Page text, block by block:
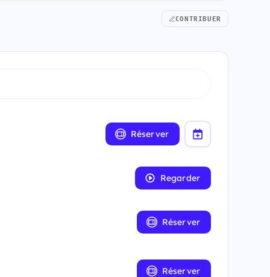
CONTRIBUER
Réserver
Regarder
Réserver
Réserver